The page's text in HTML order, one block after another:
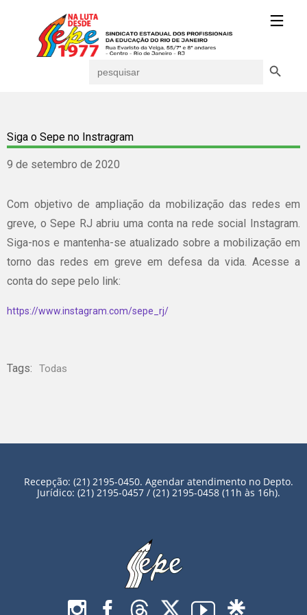
for:
Siga o Sepe no Instragram
9 de setembro de 2020
Com objetivo de ampliação da mobilização das redes em
greve, o Sepe RJ abriu uma conta na rede social Instagram.
Siga-nos e mantenha-se atualizado sobre a mobilização em
torno das redes em greve em defesa da vida. Acesse a
conta do sepe pelo link:
https://www.instagram.com/sepe_rj/
Tags: Todas
Recepção: (21) 2195-0450. Agendar atendimento no Depto.
Jurídico: (21) 2195-0457 / (21) 2195-0458 (11h às 16h).